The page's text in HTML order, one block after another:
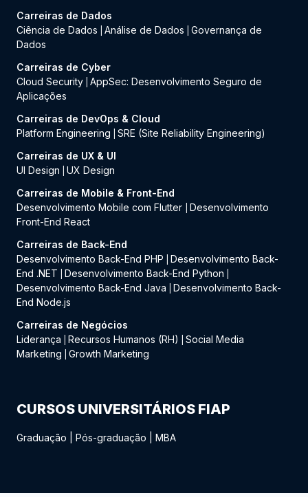
Carreiras de Dados
Ciência de Dados
Análise de Dados
Governança de
Dados
Carreiras de Cyber
Cloud Security AppSec: Desenvolvimento Seguro de
Aplicações
Carreiras de DevOps & Cloud
Platform Engineering
SRE (Site Reliability Engineering)
Carreiras de UX & UI
UI Design
UX Design
Carreiras de Mobile & Front-End
Desenvolvimento Mobile com Flutter
Desenvolvimento
Front-End React
Carreiras de Back-End
Desenvolvimento Back-End PHP
Desenvolvimento Back-
End .NET
Desenvolvimento Back-End Python
Desenvolvimento Back-End Java
Desenvolvimento Back-
End Node.js
Carreiras de Negócios
Liderança
Recursos Humanos (RH)
Social Media
Marketing
Growth Marketing
CURSOS UNIVERSITÁRIOS FIAP
Graduação Pós-graduação MBA